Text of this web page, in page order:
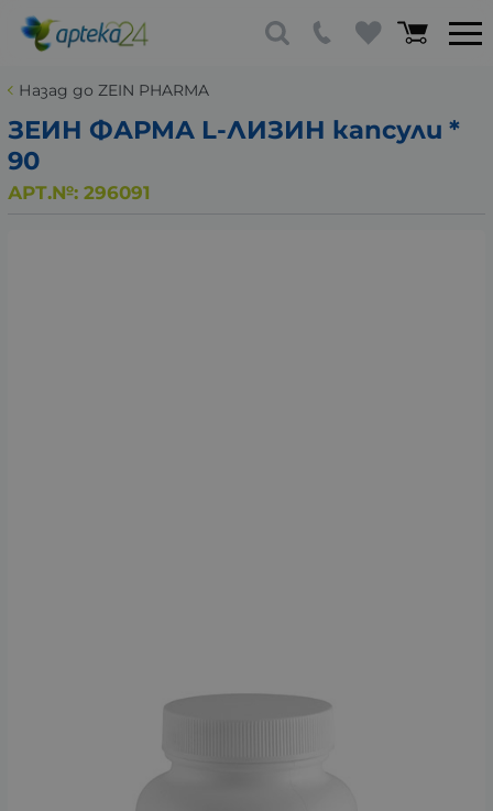
Назад до ZEIN PHARMA
ЗЕИН ФАРМА L-ЛИЗИН капсули *
90
АРТ.№: 296091